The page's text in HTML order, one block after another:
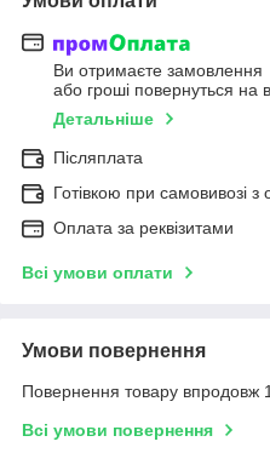
Ви отримаєте замовлення
або гроші повернуться на
Детальніше
Післяплата
Готівкою при самовивозі з
Оплата за реквізитами
Всі умови оплати
Умови повернення
Повернення товару впродовж
Всі умови повернення